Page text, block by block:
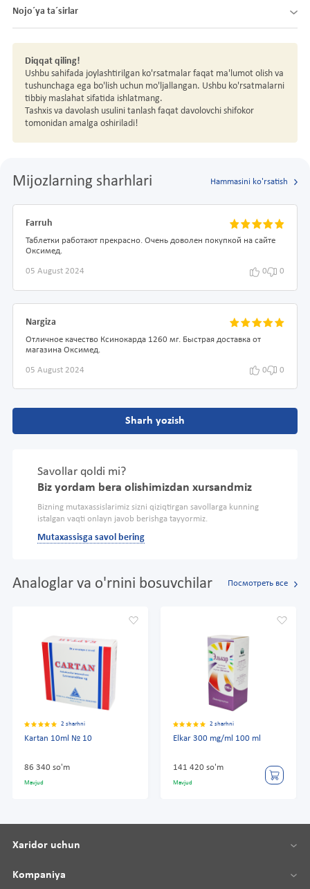
Nojo´ya ta´sirlar
Diqqat qiling!
Ushbu sahifada joylashtirilgan ko'rsatmalar faqat ma'lumot olish va
tushunchaga ega bo'lish uchun mo'ljallangan. Ushbu ko'rsatmalarni
tibbiy maslahat sifatida ishlatmang.
Tashxis va davolash usulini tanlash faqat davolovchi shifokor
tomonidan amalga oshiriladi!
Mijozlarning sharhlari Hammasini ko'rsatish
Farruh
Таблетки работают прекрасно. Очень доволен покупкой на сайте
Оксимед.
05 August 2024 0 0
Nargiza
Отличное качество Ксинокарда 1260 мг. Быстрая доставка от
магазина Оксимед.
05 August 2024 0 0
Sharh yozish
Savollar qoldi mi?
Biz yordam bera olishimizdan xursandmiz
Bizning mutaxassislarimiz sizni qiziqtirgan savollarga kunning
istalgan vaqti onlayn javob berishga tayyormiz.
Mutaxassisga savol bering
Analoglar va o'rnini bosuvchilar Посмотреть все
2 sharhni
Kartan 10ml № 10
86 340 so'm
Mavjud
2 sharhni
Elkar 300 mg/ml 100 ml
141 420 so'm
Mavjud
Xaridor uchun
Kompaniya